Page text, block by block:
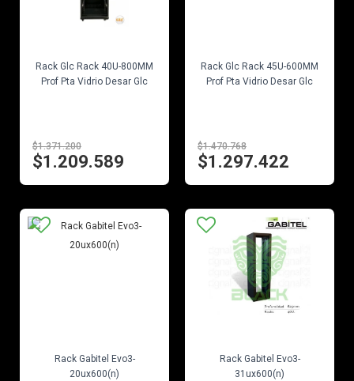
Rack Glc Rack 40U-800MM
Prof Pta Vidrio Desar Glc
$1.371.200
$1.209.589
Rack Glc Rack 45U-600MM
Prof Pta Vidrio Desar Glc
$1.470.768
$1.297.422
Rack Gabitel Evo3-
20ux600(n)
Rack Gabitel Evo3-
31ux600(n)